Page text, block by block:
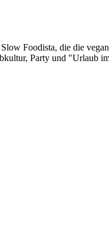
Foodista, die die
Party und "Urlaub